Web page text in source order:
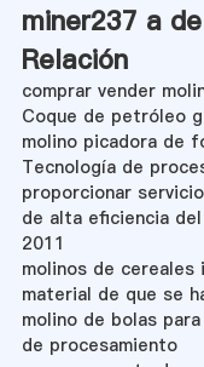
miner237 a
Relación
comprar vender
Coque de petróleo
molino picadora de
Tecnología de
proporcionar
de alta eficiencia
2011
molinos de cereales
material de que se
molino de bolas
de procesamiento